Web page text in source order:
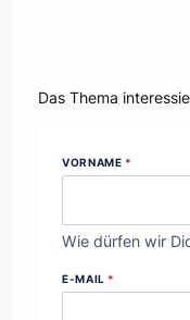
Das Thema
VORNAME *
Wie dürfen wir
E-MAIL *